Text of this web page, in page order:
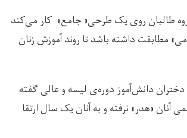
طالبان روی یک طرحی« جامع» کار می‌کند
مطابقت داشته باشد تا روند آموزش زنان
دانش‌آموز دوره‌ی لیسه و عالی گفته
آنان «‌هدر»‌ نرفته و به آنان یک سال ارتقا